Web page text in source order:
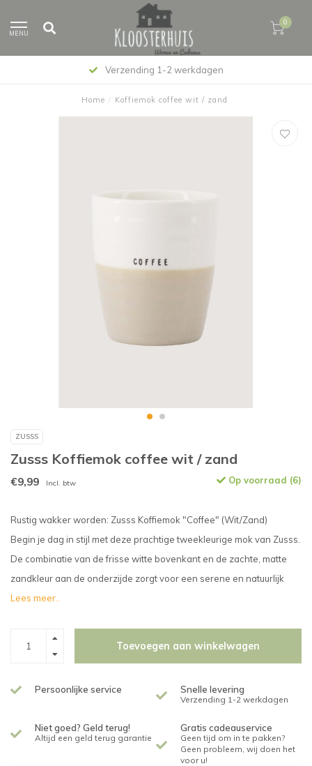
MENU
0
Verzending 1-2 werkdagen
Home / Koffiemok coffee wit / zand
ZUSSS
Zusss Koffiemok coffee wit / zand
€9,99 Incl. btw Op voorraad (6)
Rustig wakker worden: Zusss Koffiemok "Coffee" (Wit/Zand)
Begin je dag in stijl met deze prachtige tweekleurige mok van Zusss.
De combinatie van de frisse witte bovenkant en de zachte, matte
zandkleur aan de onderzijde zorgt voor een serene en natuurlijk
Lees meer..
Toevoegen aan winkelwagen
Persoonlijke service Snelle levering
Verzending 1-2 werkdagen
Niet goed? Geld terug!
Altijd een geld terug garantie
Gratis cadeauservice
Geen tijd om in te pakken?
Geen probleem, wij doen het
voor u!